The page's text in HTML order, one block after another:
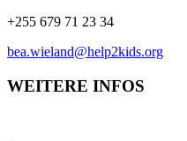
+255 679 71 23 34
bea.wieland@help2kids.org
WEITERE INFOS